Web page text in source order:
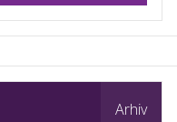
Arhiv